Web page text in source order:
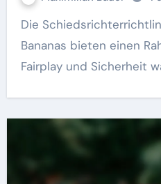
Schiedsrichter-
Die Schiedsrichterrichtlinien der Savannah
Bananas bieten einen
Fairplay und Sicherheit